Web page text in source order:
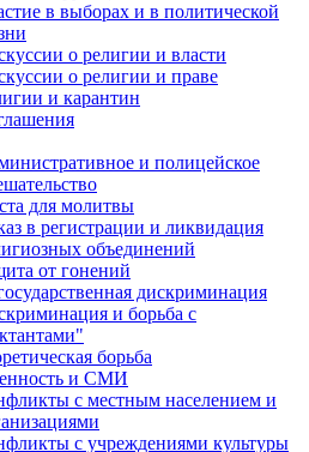
в выборах и в политической
о религии и власти
о религии и праве
и карантин
и полицейское
для молитвы
в регистрации и ликвидация
объединений
от гонений
дискриминация
и борьба с
борьба
и СМИ
с местным населением и
с учреждениями культуры